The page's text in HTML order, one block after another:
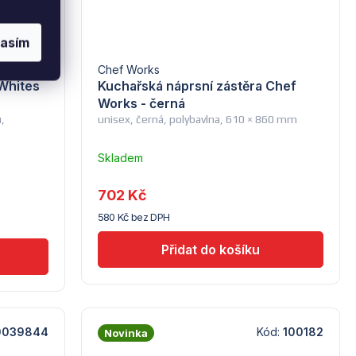
unisex, černá, polybavlna, 610 × 860 mm
Kuchařská náprsní zástěra Chef
Works - černá
Chef Works
Skladem
dodavatele
(10)
580 Kč bez DPH
702 Kč
Novinka Kód: 100182